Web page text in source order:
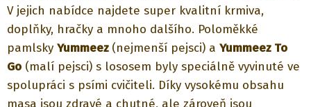
V jejich nabídce najdete super kvalitní krmiva,
doplňky, hračky a mnoho dalšího. Poloměkké
pamlsky Yummeez (nejmenší pejsci) a Yummeez To
Go (malí pejsci) s lososem byly speciálně vyvinuté ve
spolupráci s psími cvičiteli. Díky vysokému obsahu
masa jsou zdravé a chutné, ale zároveň jsou